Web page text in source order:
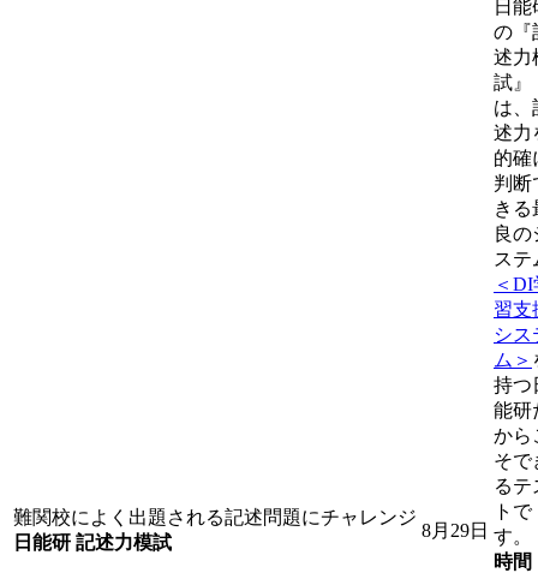
難関校によく出題される記述問題にチャレンジ
日能研 記述力模試
8月29日
日能
の『
述力
試』
は、
述力
的確
判断
きる
良の
ステ
＜DI
習支
シス
ム＞
持つ
能研
から
そで
るテ
トで
す。
時間